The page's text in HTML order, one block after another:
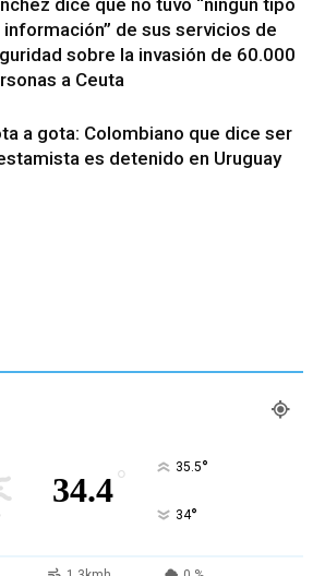
dice que no tuvo “ningún tipo
información” de sus servicios de
sobre la invasión de 60.000
a Ceuta
a gota: Colombiano que dice ser
es detenido en Uruguay
34.4° 35.5°
34°